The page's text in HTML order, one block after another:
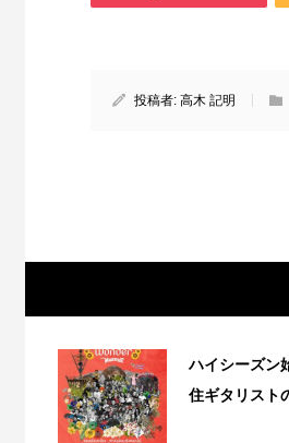
投稿者:高木 記明
ハイシーズン
住ギタリスト